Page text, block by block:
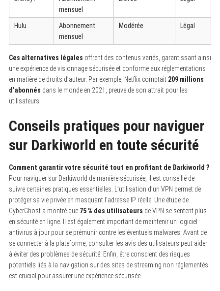
mensuel
Hulu
Abonnement
mensuel
Modérée Légal
Ces alternatives légales offrent des contenus variés, garantissant ainsi
une expérience de visionnage sécurisée et conforme aux réglementations
en matière de droits d’auteur. Par exemple, Netflix comptait 209 millions
d’abonnés dans le monde en 2021, preuve de son attrait pour les
utilisateurs.
Conseils pratiques pour naviguer
sur Darkiworld en toute sécurité
Comment garantir votre sécurité tout en profitant de Darkiworld ?
Pour naviguer sur Darkiworld de manière sécurisée, il est conseillé de
suivre certaines pratiques essentielles. L’utilisation d’un VPN permet de
protéger sa vie privée en masquant l’adresse IP réelle. Une étude de
CyberGhost a montré que 75 % des utilisateurs de VPN se sentent plus
en sécurité en ligne. Il est également important de maintenir un logiciel
antivirus à jour pour se prémunir contre les éventuels malwares. Avant de
se connecter à la plateforme, consulter les avis des utilisateurs peut aider
à éviter des problèmes de sécurité. Enfin, être conscient des risques
potentiels liés à la navigation sur des sites de streaming non réglementés
est crucial pour assurer une expérience sécurisée.